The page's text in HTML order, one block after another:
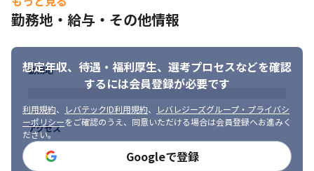
勤務地・給与・その他情報
想定年収、待遇・福利厚生、 選考プロセスなどを確認
するには会員登録が必要です
利用規約、 レバテックID利用規約、
レバレジーズグループ・プライバシ
ーポリシーをご確認のうえ、同意いただける場合は会員登録へお進みく
ださい。
Googleで登録
勤務地
アクセス